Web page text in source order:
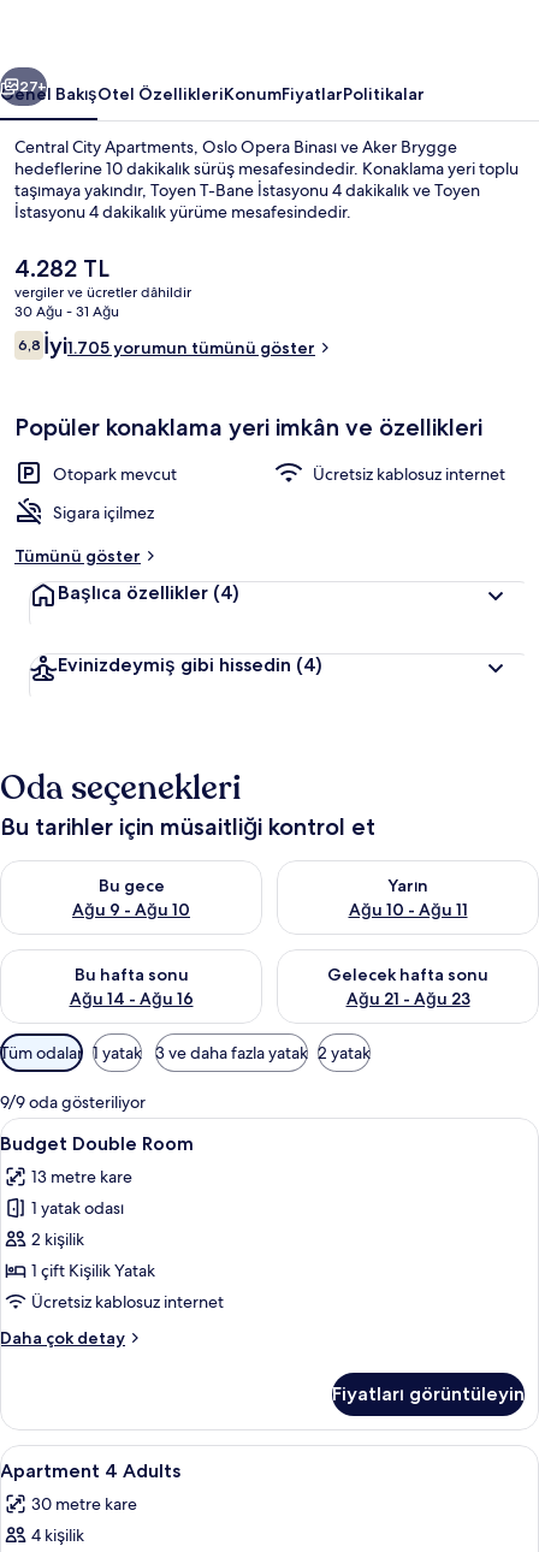
Merdiven
Sonraki
27+
Genel BakışOtel ÖzellikleriKonumFiyatlarPolitikalar
Central City Apartments, Oslo Opera Binası ve Aker Brygge
hedeflerine 10 dakikalık sürüş mesafesindedir. Konaklama yeri toplu
taşımaya yakındır, Toyen T-Bane İstasyonu 4 dakikalık ve Toyen
İstasyonu 4 dakikalık yürüme mesafesindedir.
Şu
anki
fiyat
4.282 TL
4.282 TL
vergiler ve ücretler dâhildir
30 Ağu - 31 Ağu
Yorumlar
6,86,8/10
İyi1.705 yorumun tümünü göster
Popüler konaklama yeri imkân ve özellikleri
Otopark mevcut
Ücretsiz kablosuz internet
Sigara içilmez
Tümünü göster
Başlıca özellikler (4)
Evinizdeymiş gibi hissedin (4)
Oda seçenekleri
Bu tarihler için müsaitliği kontrol et
Bu gece
Ağu 9 - Ağu 10
Bu gece için müsaitliği kontrol et Ağu 9 - Ağu 10
Yarın
Ağu 10 - Ağu 11
Yarın için müsaitliği kontrol et
Bu hafta sonu
Ağu 14 - Ağu 16
Bu hafta sonu için müsaitliği kontrol et Ağu 14 - Ağu 16
Gelecek hafta sonu
Ağu 21 - Ağu 23
Önümüzdeki hafta sonu için
Odalar
için
mevcut
filtreler
Tüm odalar 1 yatak 3 ve daha fazla yatak 2 yatak
9/9 oda gösteriliyor
Budget
Double
Room
için
tüm
fotoğrafları
görün
Budget Double Room | Güneşlik/
6
Budget Double Room
13 metre kare
1 yatak odası
2 kişilik
1 çift Kişilik Yatak
Ücretsiz kablosuz internet
Daha çok detay
Budget
daha
fazla
detay
Fiyatları görüntüleyin
Apartment
4
Adults
için
Apartment 4 Adults | Güneşlik/
5
Apartment 4 Adults
30 metre kare
4 kişilik